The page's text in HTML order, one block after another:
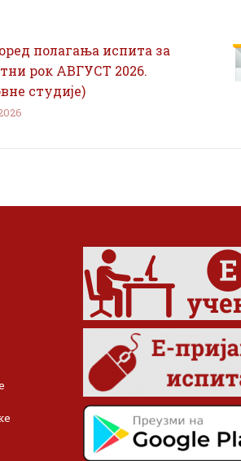
полагања испита за
рок АВГУСТ 2026.
студије)